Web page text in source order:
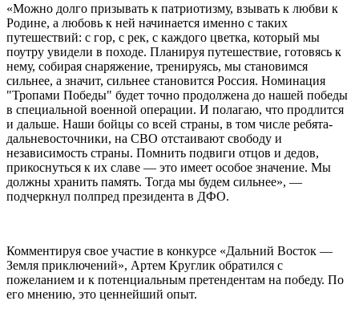
«Можно долго призывать к патриотизму, взывать к любви к
Родине, а любовь к ней начинается именно с таких
путешествий: с гор, с рек, с каждого цветка, который мы
поутру увидели в походе. Планируя путешествие, готовясь к
нему, собирая снаряжение, тренируясь, мы становимся
сильнее, а значит, сильнее становится Россия. Номинация
"Тропами Победы" будет точно продолжена до нашей победы
в специальной военной операции. И полагаю, что продлится
и дальше. Наши бойцы со всей страны, в том числе ребята-
дальневосточники, на СВО отстаивают свободу и
независимость страны. Помнить подвиги отцов и дедов,
прикоснуться к их славе — это имеет особое значение. Мы
должны хранить память. Тогда мы будем сильнее», —
подчеркнул полпред президента в ДФО.
Комментируя свое участие в конкурсе «Дальний Восток —
Земля приключений», Артем Круглик обратился с
пожеланием и к потенциальным претендентам на победу. По
его мнению, это ценнейший опыт.